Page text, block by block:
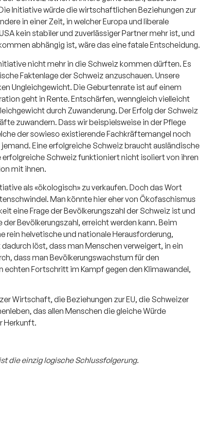
Initiative würde die wirtschaftlichen Beziehungen zur
in einer Zeit, in welcher Europa und liberale
kein stabiler und zuverlässiger Partner mehr ist, und
abhängig ist, wäre das eine fatale Entscheidung.
nicht mehr in die Schweiz kommen dürften. Es
Faktenlage der Schweiz anzuschauen. Unsere
Ungleichgewicht. Die Geburtenrate ist auf einem
geht in Rente. Entschärfen, wenngleich vielleicht
durch Zuwanderung. Der Erfolg der Schweiz
zuwandern. Dass wir beispielsweise in der Pflege
der sowieso existierende Fachkräftemangel noch
Eine erfolgreiche Schweiz braucht ausländische
erfolgreiche Schweiz funktioniert nicht isoliert von ihren
mit ihnen.
als «ökologisch» zu verkaufen. Doch das Wort
Man könnte hier eher von Ökofaschismus
eine Frage der Bevölkerungszahl der Schweiz ist und
Bevölkerungszahl, erreicht werden kann. Beim
rein helvetische und nationale Herausforderung,
löst, dass man Menschen verweigert, in ein
dass man Bevölkerungswachstum für den
Fortschritt im Kampf gegen den Klimawandel,
Wirtschaft, die Beziehungen zur EU, die Schweizer
das allen Menschen die gleiche Würde
Herkunft.
die einzig logische Schlussfolgerung.